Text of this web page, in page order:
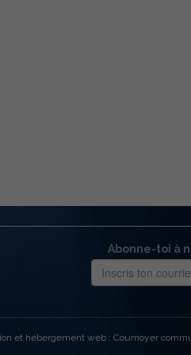
Abonne-toi à
et hébergement web : Cournoyer